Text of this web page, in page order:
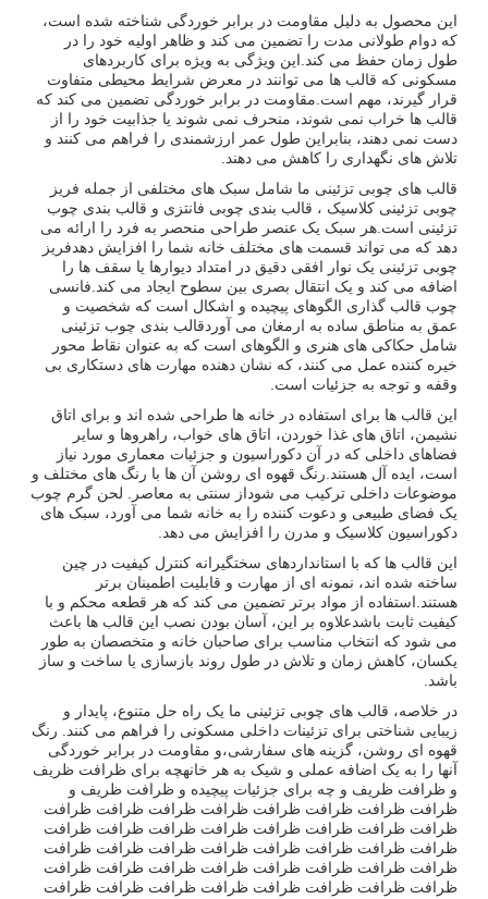
این محصول به دلیل مقاومت در برابر خوردگی شناخته شده است،
که دوام طولانی مدت را تضمین می کند و ظاهر اولیه خود را در
طول زمان حفظ می کند.این ویژگی به ویژه برای کاربردهای
مسکونی که قالب ها می توانند در معرض شرایط محیطی متفاوت
قرار گیرند، مهم است.مقاومت در برابر خوردگی تضمین می کند که
قالب ها خراب نمی شوند، منحرف نمی شوند یا جذابیت خود را از
دست نمی دهند، بنابراین طول عمر ارزشمندی را فراهم می کنند و
تلاش های نگهداری را کاهش می دهند.
قالب های چوبی تزئینی ما شامل سبک های مختلفی از جمله فریز
چوبی تزئینی کلاسیک ، قالب بندی چوبی فانتزی و قالب بندی چوب
تزئینی است.هر سبک یک عنصر طراحی منحصر به فرد را ارائه می
دهد که می تواند قسمت های مختلف خانه شما را افزایش دهدفریز
چوبی تزئینی یک نوار افقی دقیق در امتداد دیوارها یا سقف ها را
اضافه می کند و یک انتقال بصری بین سطوح ایجاد می کند.فانسی
چوب قالب گذاری الگوهای پیچیده و اشکال است که شخصیت و
عمق به مناطق ساده به ارمغان می آوردقالب بندی چوب تزئینی
شامل حکاکی های هنری و الگوهای است که به عنوان نقاط محور
خیره کننده عمل می کنند، که نشان دهنده مهارت های دستکاری بی
وقفه و توجه به جزئیات است.
این قالب ها برای استفاده در خانه ها طراحی شده اند و برای اتاق
نشیمن، اتاق های غذا خوردن، اتاق های خواب، راهروها و سایر
فضاهای داخلی که در آن دکوراسیون و جزئیات معماری مورد نیاز
است، ایده آل هستند.رنگ قهوه ای روشن آن ها با رنگ های مختلف و
موضوعات داخلی ترکیب می شوداز سنتی به معاصر. لحن گرم چوب
یک فضای طبیعی و دعوت کننده را به خانه شما می آورد، سبک های
دکوراسیون کلاسیک و مدرن را افزایش می دهد.
این قالب ها که با استانداردهای سختگیرانه کنترل کیفیت در چین
ساخته شده اند، نمونه ای از مهارت و قابلیت اطمینان برتر
هستند.استفاده از مواد برتر تضمین می کند که هر قطعه محکم و با
کیفیت ثابت باشدعلاوه بر این، آسان بودن نصب این قالب ها باعث
می شود که انتخاب مناسب برای صاحبان خانه و متخصصان به طور
یکسان، کاهش زمان و تلاش در طول روند بازسازی یا ساخت و ساز
باشد.
در خلاصه، قالب های چوبی تزئینی ما یک راه حل متنوع، پایدار و
زیبایی شناختی برای تزئینات داخلی مسکونی را فراهم می کنند. رنگ
قهوه ای روشن، گزینه های سفارشی،و مقاومت در برابر خوردگی
آنها را به یک اضافه عملی و شیک به هر خانهچه برای ظرافت ظریف
و ظرافت ظریف و چه برای جزئیات پیچیده و ظرافت ظریف و
ظرافت ظرافت ظرافت ظرافت ظرافت ظرافت ظرافت ظرافت
ظرافت ظرافت ظرافت ظرافت ظرافت ظرافت ظرافت ظرافت
ظرافت ظرافت ظرافت ظرافت ظرافت ظرافت ظرافت ظرافت
ظرافت ظرافت ظرافت ظرافت ظرافت ظرافت ظرافت ظرافت
ظرافت ظرافت ظرافت ظرافت ظرافت ظرافت ظرافت ظرافت